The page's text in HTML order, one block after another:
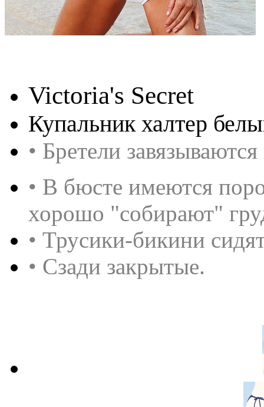
Victoria's Secret
Купальник халтер
• Бретели
• В бюсте имеются
хорошо "собирают"
• Трусики-бикини
• Сзади закрытые.